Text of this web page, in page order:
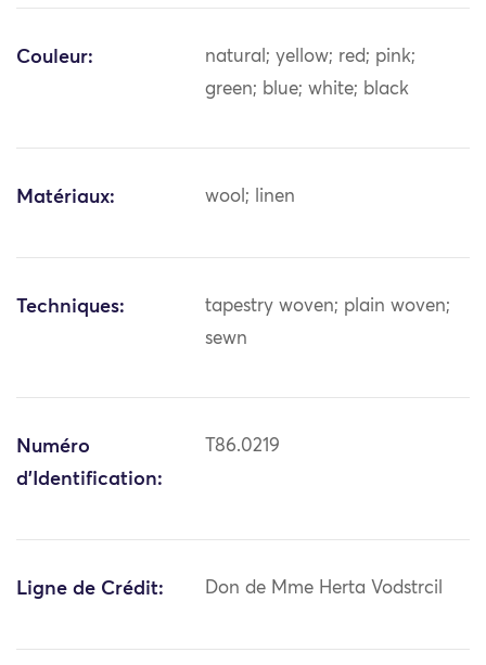
Couleur:
natural; yellow; red; pink;
green; blue; white; black
Matériaux: wool; linen
Techniques:
tapestry woven; plain woven;
sewn
Numéro
d'Identification:
T86.0219
Ligne de Crédit: Don de Mme Herta Vodstrcil